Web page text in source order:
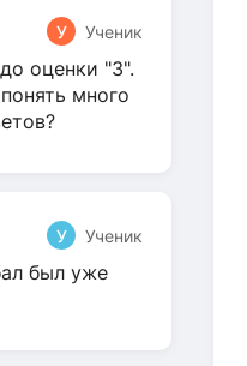
У Ученик
оценки "3".
много
У Ученик
был уже